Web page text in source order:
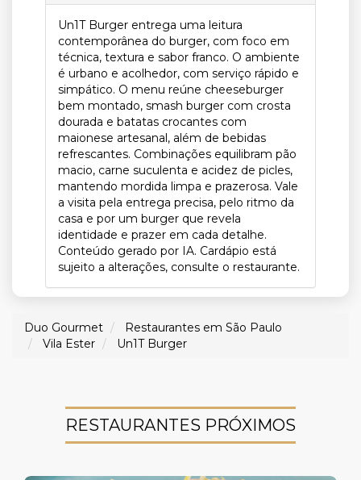
Un1T Burger entrega uma leitura
contemporânea do burger, com foco em
técnica, textura e sabor franco. O ambiente
é urbano e acolhedor, com serviço rápido e
simpático. O menu reúne cheeseburger
bem montado, smash burger com crosta
dourada e batatas crocantes com
maionese artesanal, além de bebidas
refrescantes. Combinações equilibram pão
macio, carne suculenta e acidez de picles,
mantendo mordida limpa e prazerosa. Vale
a visita pela entrega precisa, pelo ritmo da
casa e por um burger que revela
identidade e prazer em cada detalhe.
Conteúdo gerado por IA. Cardápio está
sujeito a alterações, consulte o restaurante.
Duo Gourmet
Restaurantes em São Paulo
Vila Ester
Un1T Burger
RESTAURANTES PRÓXIMOS